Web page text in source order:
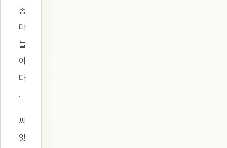
종
마
늘
이
다
.
씨
앗